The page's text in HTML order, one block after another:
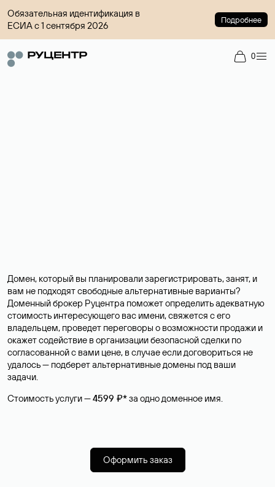
Обязательная идентификация в
ЕСИА с 1 сентября 2026
Подробнее
0
Домен, который вы планировали зарегистрировать, занят, и
вам не подходят свободные альтернативные варианты?
Доменный брокер Руцентра поможет определить адекватную
стоимость интересующего вас имени, свяжется с его
владельцем, проведет переговоры о возможности продажи и
окажет содействие в организации безопасной сделки по
согласованной с вами цене, в случае если договориться не
удалось — подберет альтернативные домены под ваши
задачи.
Стоимость услуги —4599 ₽*за одно доменное имя.
Оформить заказ